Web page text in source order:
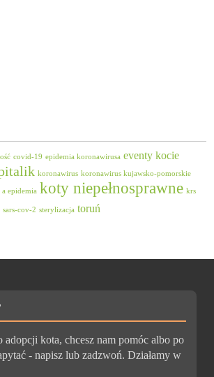
covid-19 epidemia koronawirusa eventy kocie
koronawirus koronawirus kujawsko-pomorskie
epidemia koty niepełnosprawne krs
sars-cov-2 sterylizacja toruń
adopcji kota, chcesz nam pomóc albo po
- napisz lub zadzwoń. Działamy w